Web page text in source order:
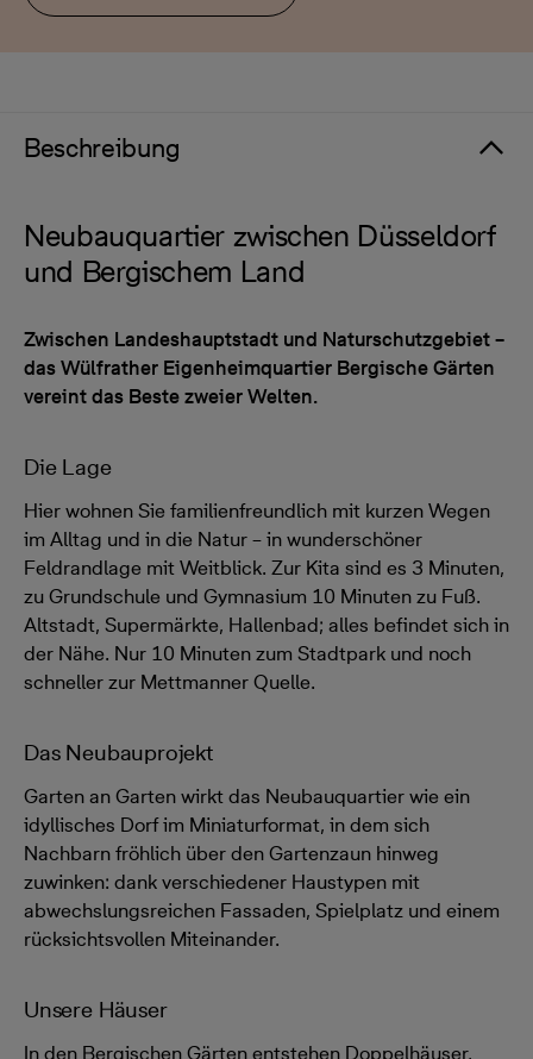
Beschreibung
Neubauquartier zwischen Düsseldorf
und Bergischem Land
Zwischen Landeshauptstadt und Naturschutzgebiet –
das Wülfrather Eigenheimquartier Bergische Gärten
vereint das Beste zweier Welten.
Die Lage
Hier wohnen Sie familienfreundlich mit kurzen Wegen
im Alltag und in die Natur – in wunderschöner
Feldrandlage mit Weitblick. Zur Kita sind es 3 Minuten,
zu Grundschule und Gymnasium 10 Minuten zu Fuß.
Altstadt, Supermärkte, Hallenbad; alles befindet sich in
der Nähe. Nur 10 Minuten zum Stadtpark und noch
schneller zur Mettmanner Quelle.
Das Neubauprojekt
Garten an Garten wirkt das Neubauquartier wie ein
idyllisches Dorf im Miniaturformat, in dem sich
Nachbarn fröhlich über den Gartenzaun hinweg
zuwinken: dank verschiedener Haustypen mit
abwechslungsreichen Fassaden, Spielplatz und einem
rücksichtsvollen Miteinander.
Unsere Häuser
In den Bergischen Gärten entstehen Doppelhäuser,